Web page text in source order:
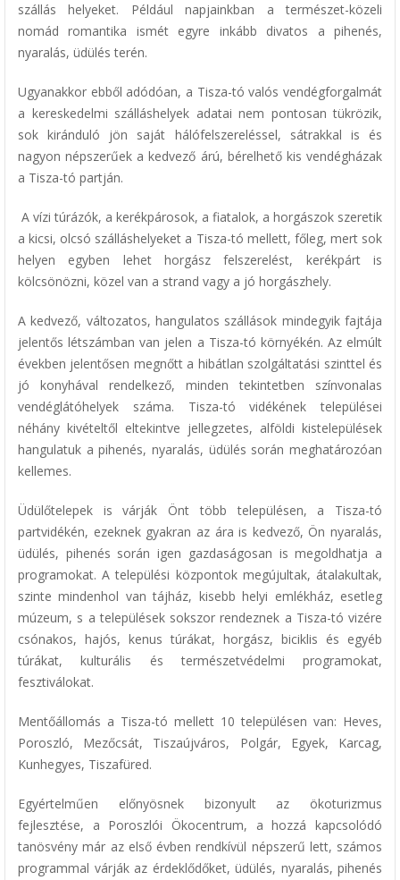
szállás helyeket. Például napjainkban a természet-közeli
nomád romantika ismét egyre inkább divatos a pihenés,
nyaralás, üdülés terén.
Ugyanakkor ebből adódóan, a Tisza-tó valós vendégforgalmát
a kereskedelmi szálláshelyek adatai nem pontosan tükrözik,
sok kiránduló jön saját hálófelszereléssel, sátrakkal is és
nagyon népszerűek a kedvező árú, bérelhető kis vendégházak
a Tisza-tó partján.
A vízi túrázók, a kerékpárosok, a fiatalok, a horgászok szeretik
a kicsi, olcsó szálláshelyeket a Tisza-tó mellett, főleg, mert sok
helyen egyben lehet horgász felszerelést, kerékpárt is
kölcsönözni, közel van a strand vagy a jó horgászhely.
A kedvező, változatos, hangulatos szállások mindegyik fajtája
jelentős létszámban van jelen a Tisza-tó környékén. Az elmúlt
években jelentősen megnőtt a hibátlan szolgáltatási szinttel és
jó konyhával rendelkező, minden tekintetben színvonalas
vendéglátóhelyek száma. Tisza-tó vidékének települései
néhány kivételtől eltekintve jellegzetes, alföldi kistelepülések
hangulatuk a pihenés, nyaralás, üdülés során meghatározóan
kellemes.
Üdülőtelepek is várják Önt több településen, a Tisza-tó
partvidékén, ezeknek gyakran az ára is kedvező, Ön nyaralás,
üdülés, pihenés során igen gazdaságosan is megoldhatja a
programokat. A települési központok megújultak, átalakultak,
szinte mindenhol van tájház, kisebb helyi emlékház, esetleg
múzeum, s a települések sokszor rendeznek a Tisza-tó vizére
csónakos, hajós, kenus túrákat, horgász, biciklis és egyéb
túrákat, kulturális és természetvédelmi programokat,
fesztiválokat.
Mentőállomás a Tisza-tó mellett 10 településen van: Heves,
Poroszló, Mezőcsát, Tiszaújváros, Polgár, Egyek, Karcag,
Kunhegyes, Tiszafüred.
Egyértelműen előnyösnek bizonyult az ökoturizmus
fejlesztése, a Poroszlói Ökocentrum, a hozzá kapcsolódó
tanösvény már az első évben rendkívül népszerű lett, számos
programmal várják az érdeklődőket, üdülés, nyaralás, pihenés